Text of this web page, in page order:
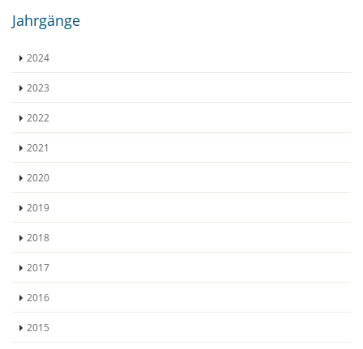
Jahrgänge
2024
2023
2022
2021
2020
2019
2018
2017
2016
2015